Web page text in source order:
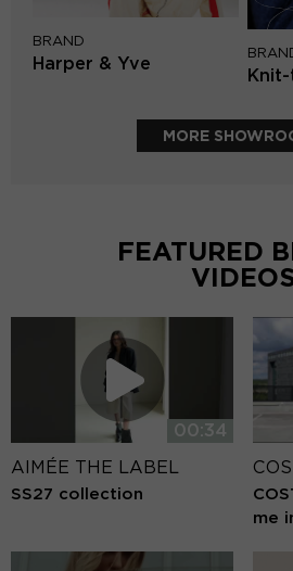
BRAND
Harper & Yve
MORE
FEATURED
00:34
AIMÉE THE LABEL
SS27 collection
me